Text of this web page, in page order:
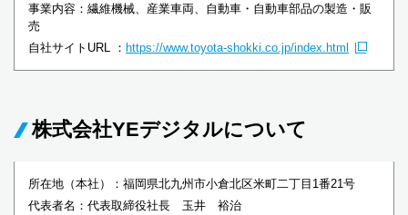
事業内容：繊維機械、産業車両、自動車・自動車部品の製造・販
売
自社サイトURL ： https://www.toyota-shokki.co.jp/index.html
株式会社YEデジタルについて
所在地（本社）：福岡県北九州市小倉北区米町二丁目1番21号
代表者名：代表取締役社長 玉井 裕治